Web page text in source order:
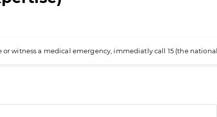
or witness a medical emergency, immediatly call 15 (the